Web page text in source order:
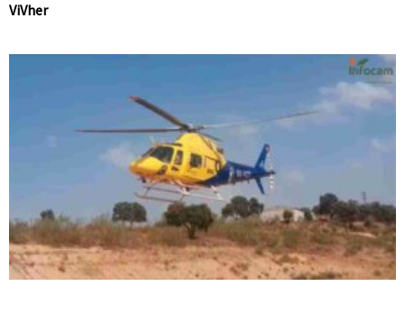
ViVher